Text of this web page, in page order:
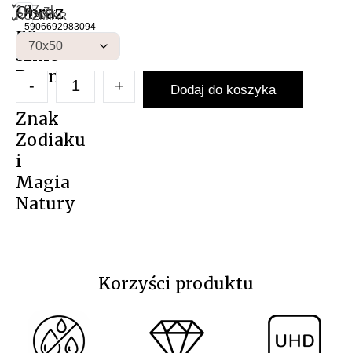
Obraz
na
szkle
Panna
–
Znak
Zodiaku
i
Magia
Natury
Artykuł:
5906692983094
167zł
ROZMIAR
- + Dodaj do koszyka
Korzyści produktu